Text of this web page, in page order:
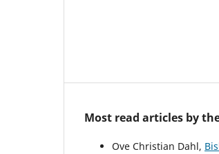
Most read articles by
Ove Christian Dahl,